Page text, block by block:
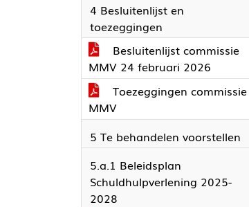
4 Besluitenlijst en
toezeggingen
Besluitenlijst commissie
MMV 24 februari 2026
Toezeggingen commissie
MMV
5 Te behandelen voorstellen
5.a.1 Beleidsplan
Schuldhulpverlening 2025-
2028